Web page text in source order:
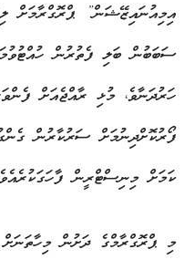
އިމިއުނައިޒޭޝަން” ޕްރޮގްރާމަށް
ސަބަބުން ބަލި ފެތުރުން
ހަރުދަނާވެ، މުޅި ރާއްޖެއަށް
ފޯރުކޮށްދިނުމަށް ސަރުކާރުން
ކަމަށް މިނިސްޓްރީން